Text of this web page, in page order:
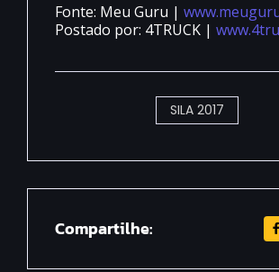
Fonte: Meu Guru |
Postado por: 4TRUCK |
SILA 2017
Compartilhe: